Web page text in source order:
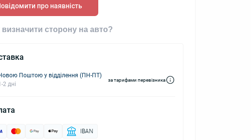
про наявність
визначити сторону на авто?
Поштою у відділення (ПН-ПТ)
2 дні
за тарифами перевізника
IBAN